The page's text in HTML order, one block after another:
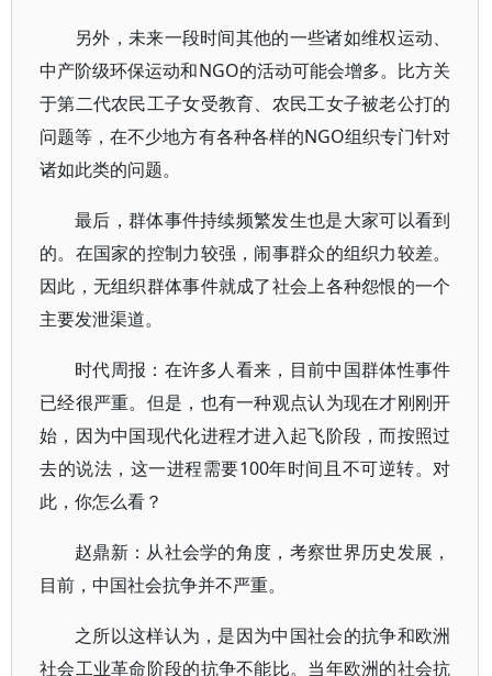
另外，未来一段时间其他的一些诸如维权运动、
中产阶级环保运动和NGO的活动可能会增多。比方关
于第二代农民工子女受教育、农民工女子被老公打的
问题等，在不少地方有各种各样的NGO组织专门针对
诸如此类的问题。
最后，群体事件持续频繁发生也是大家可以看到
的。在国家的控制力较强，闹事群众的组织力较差。
因此，无组织群体事件就成了社会上各种怨恨的一个
主要发泄渠道。
时代周报：在许多人看来，目前中国群体性事件
已经很严重。但是，也有一种观点认为现在才刚刚开
始，因为中国现代化进程才进入起飞阶段，而按照过
去的说法，这一进程需要100年时间且不可逆转。对
此，你怎么看？
赵鼎新：从社会学的角度，考察世界历史发展，
目前，中国社会抗争并不严重。
之所以这样认为，是因为中国社会的抗争和欧洲
社会工业革命阶段的抗争不能比。当年欧洲的社会抗